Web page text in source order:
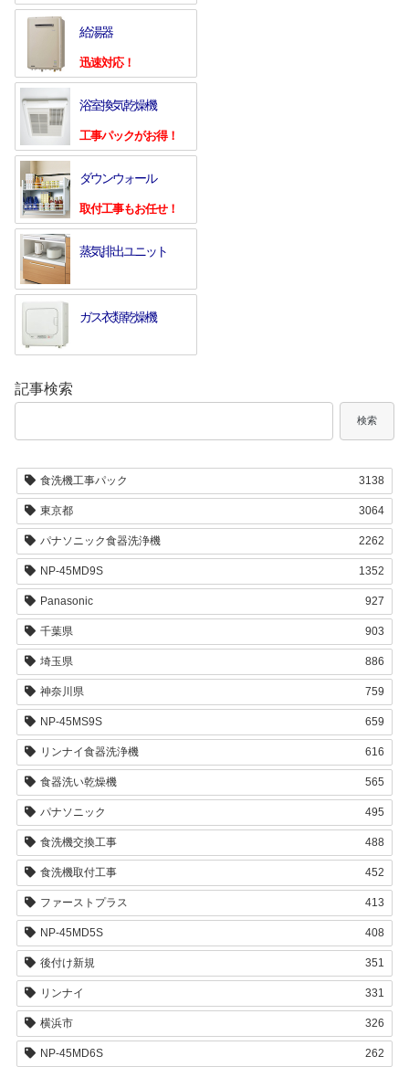
給湯器
迅速対応！
浴室換気乾燥機
工事パックがお得！
ダウンウォール
取付工事もお任せ！
蒸気排出ユニット
ガス衣類乾燥機
記事検索
検索
食洗機工事パック 3138
東京都 3064
パナソニック食器洗浄機 2262
NP-45MD9S 1352
Panasonic 927
千葉県 903
埼玉県 886
神奈川県 759
NP-45MS9S 659
リンナイ食器洗浄機 616
食器洗い乾燥機 565
パナソニック 495
食洗機交換工事 488
食洗機取付工事 452
ファーストプラス 413
NP-45MD5S 408
後付け新規 351
リンナイ 331
横浜市 326
NP-45MD6S 262